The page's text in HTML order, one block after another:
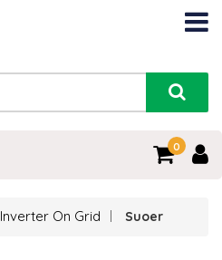
0
Inverter On Grid Suoer